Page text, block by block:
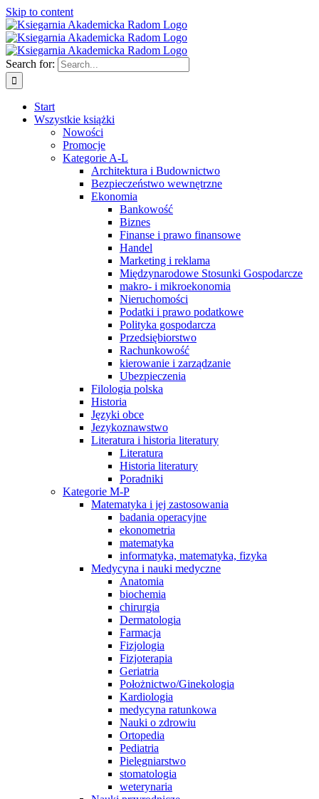
Skip to content
Search for:
Start
Wszystkie książki
Nowości
Promocje
Kategorie A-L
Architektura i Budownictwo
Bezpieczeństwo wewnętrzne
Ekonomia
Bankowość
Biznes
Finanse i prawo finansowe
Handel
Marketing i reklama
Międzynarodowe Stosunki Gospodarcze
makro- i mikroekonomia
Nieruchomości
Podatki i prawo podatkowe
Polityka gospodarcza
Przedsiębiorstwo
Rachunkowość
kierowanie i zarządzanie
Ubezpieczenia
Filologia polska
Historia
Języki obce
Jezykoznawstwo
Literatura i historia literatury
Literatura
Historia literatury
Poradniki
Kategorie M-P
Matematyka i jej zastosowania
badania operacyjne
ekonometria
matematyka
informatyka, matematyka, fizyka
Medycyna i nauki medyczne
Anatomia
biochemia
chirurgia
Dermatologia
Farmacja
Fizjologia
Fizjoterapia
Geriatria
Położnictwo/Ginekologia
Kardiologia
medycyna ratunkowa
Nauki o zdrowiu
Ortopedia
Pediatria
Pielęgniarstwo
stomatologia
weterynaria